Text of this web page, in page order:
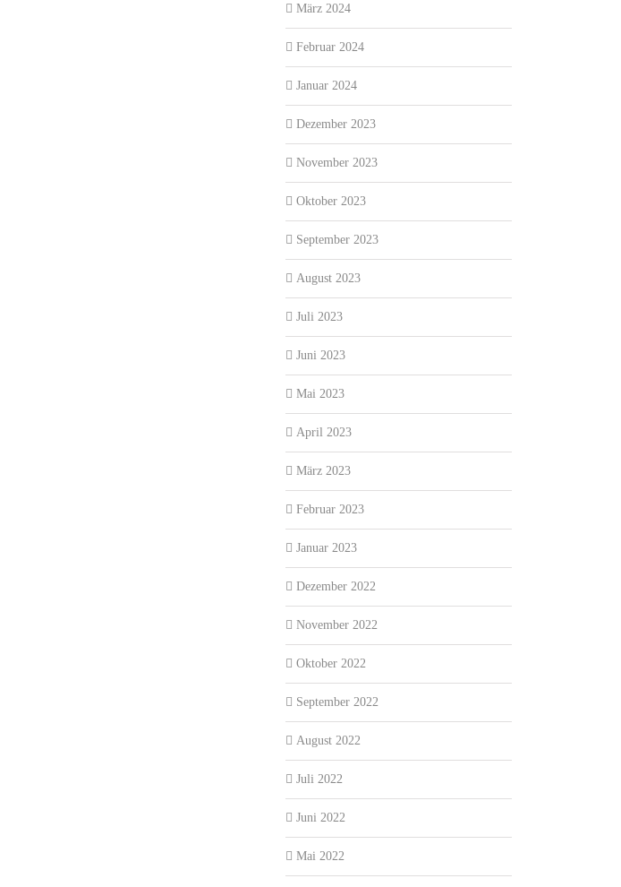
März 2024
Februar 2024
Januar 2024
Dezember 2023
November 2023
Oktober 2023
September 2023
August 2023
Juli 2023
Juni 2023
Mai 2023
April 2023
März 2023
Februar 2023
Januar 2023
Dezember 2022
November 2022
Oktober 2022
September 2022
August 2022
Juli 2022
Juni 2022
Mai 2022